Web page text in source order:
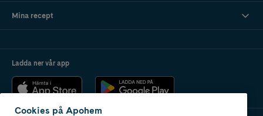
Mina recept
Ladda ner vår app
Cookies på Apohem